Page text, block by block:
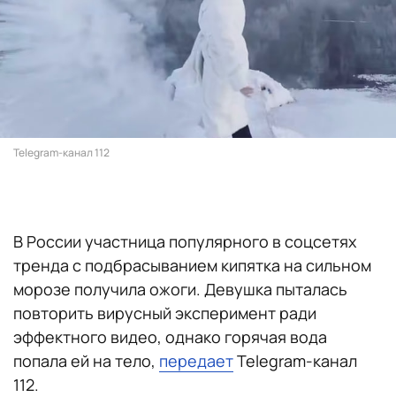
Telegram-канал 112
В России участница популярного в соцсетях
тренда с подбрасыванием кипятка на сильном
морозе получила ожоги. Девушка пыталась
повторить вирусный эксперимент ради
эффектного видео, однако горячая вода
попала ей на тело, передаетTelegram-канал
112.